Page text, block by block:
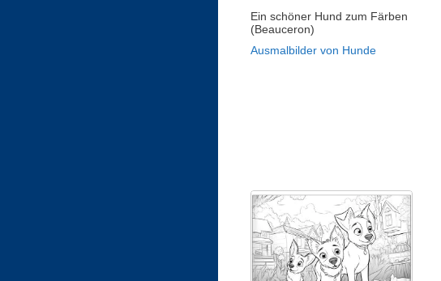
Ein schöner Hund zum Färben
(Beauceron)
Ausmalbilder von Hunde